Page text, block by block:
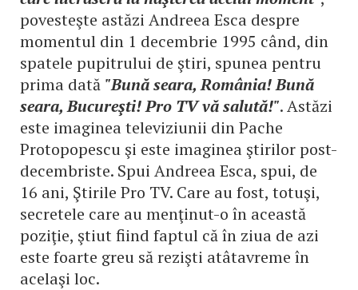
povesteşte astăzi Andreea Esca despre
momentul din 1 decembrie 1995 când, din
spatele pupitrului de ştiri, spunea pentru
prima dată "Bună seara, România! Bună
seara, Bucureşti! Pro TV vă salută!". Astăzi
este imaginea televiziunii din Pache
Protopopescu şi este imaginea ştirilor post-
decembriste. Spui Andreea Esca, spui, de
16 ani, Ştirile Pro TV. Care au fost, totuşi,
secretele care au menţinut-o în această
poziţie, ştiut fiind faptul că în ziua de azi
este foarte greu să rezişti atâtavreme în
acelaşi loc.